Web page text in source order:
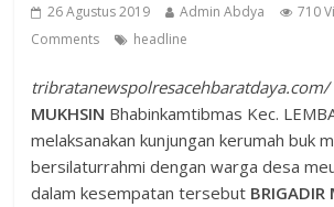
26 Agustus 2019 Admin Abdya 710
Comments
headline
tribratanewspolresacehbaratdaya.com/
MUKHSIN Bhabinkamtibmas Kec.
melaksanakan kunjungan kerumah buk
bersilaturrahmi dengan warga desa
dalam kesempatan tersebut BRIGADIR